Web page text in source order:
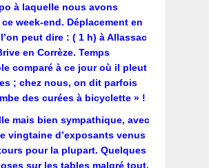
à laquelle nous avons
week-end. Déplacement en
peut dire : ( 1 h) à Allassac
en Corrèze. Temps
comparé à ce jour où il pleut
; chez nous, on dit parfois
des curées à bicyclette » !
mais bien sympathique, avec
vingtaine d’exposants venus
pour la plupart. Quelques
sur les tables malgré tout,